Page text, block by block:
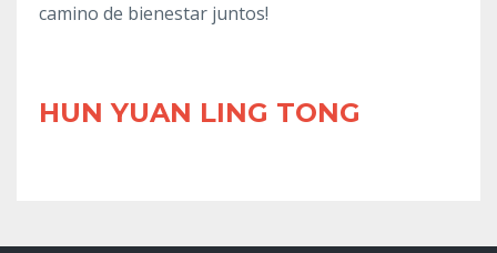
camino de bienestar juntos!
HUN YUAN LING TONG